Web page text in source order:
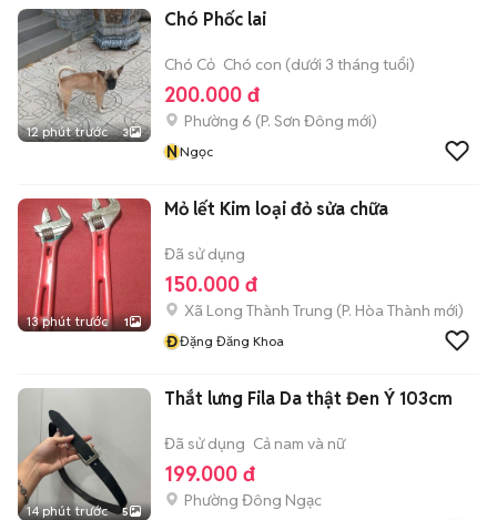
12 phút trước 3
Chó Phốc lai
Chó Cỏ Chó con (dưới 3 tháng tuổi)
200.000 đ
Phường 6 (P. Sơn Đông mới)
NNgọc
13 phút trước 1
Mỏ lết Kim loại đỏ sửa chữa
Đã sử dụng
150.000 đ
Xã Long Thành Trung (P. Hòa Thành mới)
ĐĐặng Đăng Khoa
14 phút trước 5
Thắt lưng Fila Da thật Đen Ý 103cm
Đã sử dụng Cả nam và nữ
199.000 đ
Phường Đông Ngạc